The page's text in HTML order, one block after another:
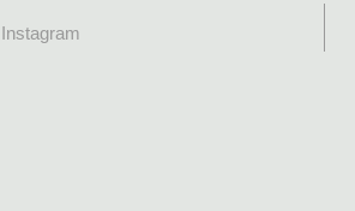
Instagram